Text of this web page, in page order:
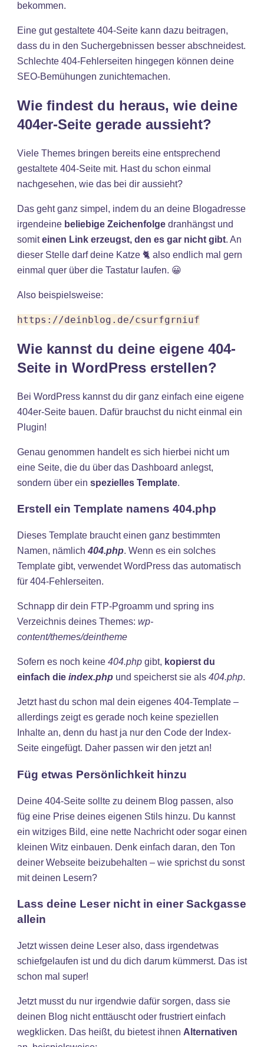
bekommen.
Eine gut gestaltete 404-Seite kann dazu beitragen,
dass du in den Suchergebnissen besser abschneidest.
Schlechte 404-Fehlerseiten hingegen können deine
SEO-Bemühungen zunichtemachen.
Wie findest du heraus, wie deine
404er-Seite gerade aussieht?
Viele Themes bringen bereits eine entsprechend
gestaltete 404-Seite mit. Hast du schon einmal
nachgesehen, wie das bei dir aussieht?
Das geht ganz simpel, indem du an deine Blogadresse
irgendeine beliebige Zeichenfolge dranhängst und
somiteinen Link erzeugst, den es gar nicht gibt. An
dieser Stelle darf deine Katze 🐈 also endlich mal gern
einmal quer über die Tastatur laufen. 😀
Also beispielsweise:
https://deinblog.de/csurfgrniuf
Wie kannst du deine eigene 404-
Seite in WordPress erstellen?
Bei WordPress kannst du dir ganz einfach eine eigene
404er-Seite bauen. Dafür brauchst du nicht einmal ein
Plugin!
Genau genommen handelt es sich hierbei nicht um
eine Seite, die du über das Dashboard anlegst,
sondern über ein spezielles Template.
Erstell ein Template namens 404.php
Dieses Template braucht einen ganz bestimmten
Namen, nämlich404.php. Wenn es ein solches
Template gibt, verwendet WordPress das automatisch
für 404-Fehlerseiten.
Schnapp dir dein FTP-Pgroamm und spring ins
Verzeichnis deines Themes: wp-
content/themes/deintheme
Sofern es noch keine 404.php gibt, kopierst du
einfach die index.php und speicherst sie als 404.php.
Jetzt hast du schon mal dein eigenes 404-Template –
allerdings zeigt es gerade noch keine speziellen
Inhalte an, denn du hast ja nur den Code der Index-
Seite eingefügt. Daher passen wir den jetzt an!
Füg etwas Persönlichkeit hinzu
Deine 404-Seite sollte zu deinem Blog passen, also
füg eine Prise deines eigenen Stils hinzu. Du kannst
ein witziges Bild, eine nette Nachricht oder sogar einen
kleinen Witz einbauen. Denk einfach daran, den Ton
deiner Webseite beizubehalten – wie sprichst du sonst
mit deinen Lesern?
Lass deine Leser nicht in einer Sackgasse
allein
Jetzt wissen deine Leser also, dass irgendetwas
schiefgelaufen ist und du dich darum kümmerst. Das ist
schon mal super!
Jetzt musst du nur irgendwie dafür sorgen, dass sie
deinen Blog nicht enttäuscht oder frustriert einfach
wegklicken. Das heißt, du bietest ihnen Alternativen